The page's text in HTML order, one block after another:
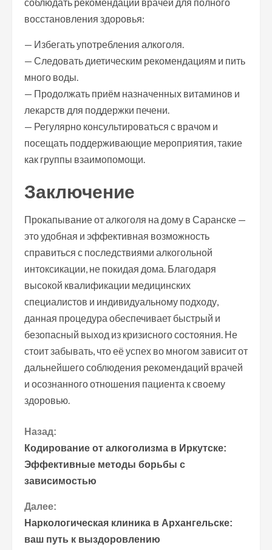
соблюдать рекомендации врачей для полного
восстановления здоровья:
— Избегать употребления алкоголя.
— Следовать диетическим рекомендациям и пить
много воды.
— Продолжать приём назначенных витаминов и
лекарств для поддержки печени.
— Регулярно консультироваться с врачом и
посещать поддерживающие мероприятия, такие
как группы взаимопомощи.
Заключение
Прокапывание от алкоголя на дому в Саранске —
это удобная и эффективная возможность
справиться с последствиями алкогольной
интоксикации, не покидая дома. Благодаря
высокой квалификации медицинских
специалистов и индивидуальному подходу,
данная процедура обеспечивает быстрый и
безопасный выход из кризисного состояния. Не
стоит забывать, что её успех во многом зависит от
дальнейшего соблюдения рекомендаций врачей
и осознанного отношения пациента к своему
здоровью.
П
р
о
д
о
Назад:
Кодирование от алкоголизма в Иркутске:
Эффективные методы борьбы с
зависимостью
Далее:
Наркологическая клиника в Архангельске:
ваш путь к выздоровлению